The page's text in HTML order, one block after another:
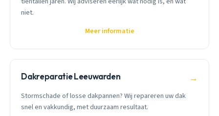
niet.
Meer informatie
Dakreparatie Leeuwarden →
Stormschade of losse dakpannen? Wij repareren uw dak
snel en vakkundig, met duurzaam resultaat.